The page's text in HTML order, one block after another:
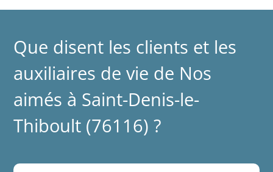
Que disent les clients et les
auxiliaires de vie de Nos
aimés à Saint-Denis-le-
Thiboult (76116) ?